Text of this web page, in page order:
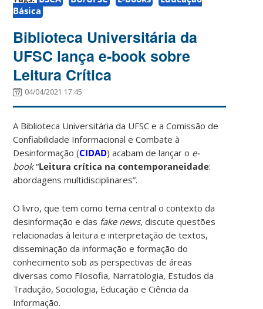
Básica
Biblioteca Universitária da
UFSC lança e-book sobre
Leitura Crítica
04/04/2021 17:45
A Biblioteca Universitária da UFSC e a Comissão de
Confiabilidade Informacional e Combate à
Desinformação (CIDAD) acabam de lançar o e-
book“Leitura crítica na contemporaneidade:
abordagens multidisciplinares”.
O livro, que tem como tema central o contexto da
desinformação e das fake news, discute questões
relacionadas à leitura e interpretação de textos,
disseminação da informação e formação do
conhecimento sob as perspectivas de áreas
diversas como Filosofia, Narratologia, Estudos da
Tradução, Sociologia, Educação e Ciência da
Informação.